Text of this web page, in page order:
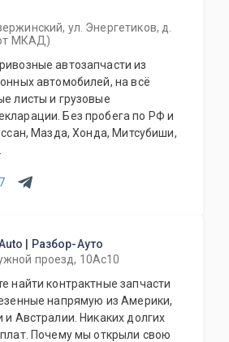
ул. Энергетиков, д.
МКАД)
автозапчасти из
автомобилей, на всё
листы и грузовые
Без пробега по РФ и
Мазда, Хонда, Митсубиши,
| Разбор-Ауто
проезд, 10Ас10
найти контрактные запчасти
напрямую из Америки,
и Австралии. Никаких долгих
Почему мы открыли свою